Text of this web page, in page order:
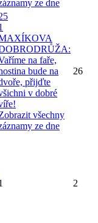
ze dne
na faře,
bude na
přijďte
v dobré
všechny
ze dne
26
2